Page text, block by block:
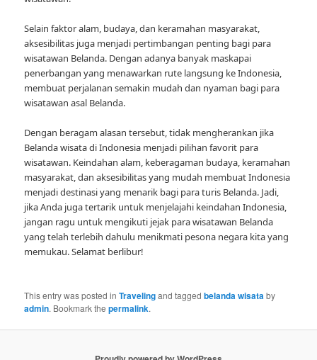
Selain faktor alam, budaya, dan keramahan masyarakat,
aksesibilitas juga menjadi pertimbangan penting bagi para
wisatawan Belanda. Dengan adanya banyak maskapai
penerbangan yang menawarkan rute langsung ke Indonesia,
membuat perjalanan semakin mudah dan nyaman bagi para
wisatawan asal Belanda.
Dengan beragam alasan tersebut, tidak mengherankan jika
Belanda wisata di Indonesia menjadi pilihan favorit para
wisatawan. Keindahan alam, keberagaman budaya, keramahan
masyarakat, dan aksesibilitas yang mudah membuat Indonesia
menjadi destinasi yang menarik bagi para turis Belanda. Jadi,
jika Anda juga tertarik untuk menjelajahi keindahan Indonesia,
jangan ragu untuk mengikuti jejak para wisatawan Belanda
yang telah terlebih dahulu menikmati pesona negara kita yang
memukau. Selamat berlibur!
This entry was posted inTravelingand taggedbelanda wisataby
admin. Bookmark thepermalink.